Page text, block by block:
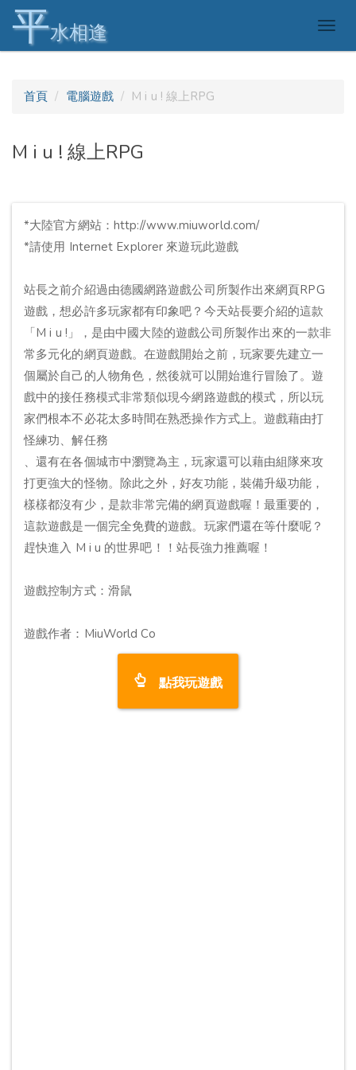
平水相逢
首頁 電腦遊戲 M i u ! 線上RPG
M i u ! 線上RPG
*大陸官方網站：http://www.miuworld.com/
*請使用 Internet Explorer 來遊玩此遊戲
站長之前介紹過由德國網路遊戲公司所製作出來網頁RPG
遊戲，想必許多玩家都有印象吧？今天站長要介紹的這款
「M i u !」，是由中國大陸的遊戲公司所製作出來的一款非
常多元化的網頁遊戲。在遊戲開始之前，玩家要先建立一
個屬於自己的人物角色，然後就可以開始進行冒險了。遊
戲中的接任務模式非常類似現今網路遊戲的模式，所以玩
家們根本不必花太多時間在熟悉操作方式上。遊戲藉由打
怪練功、解任務
、還有在各個城市中瀏覽為主，玩家還可以藉由組隊來攻
打更強大的怪物。除此之外，好友功能，裝備升級功能，
樣樣都沒有少，是款非常完備的網頁遊戲喔！最重要的，
這款遊戲是一個完全免費的遊戲。玩家們還在等什麼呢？
趕快進入 M i u 的世界吧！！站長強力推薦喔！
遊戲控制方式：滑鼠
遊戲作者：MiuWorld Co
點我玩遊戲